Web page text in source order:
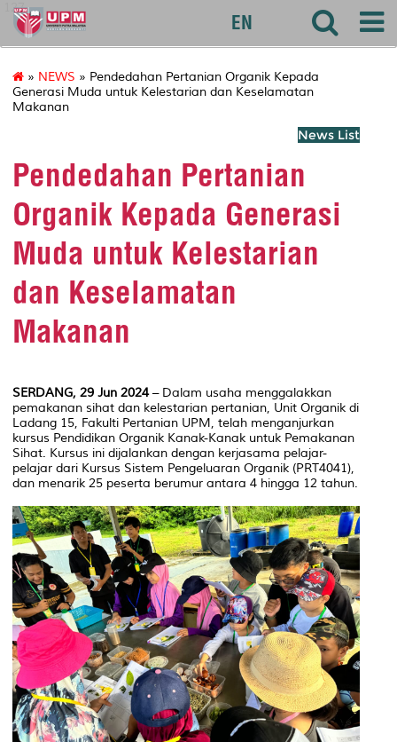
127
EN
» NEWS » Pendedahan Pertanian Organik Kepada
Generasi Muda untuk Kelestarian dan Keselamatan
Makanan
News List
Pendedahan Pertanian
Organik Kepada Generasi
Muda untuk Kelestarian
dan Keselamatan
Makanan
SERDANG, 29 Jun 2024– Dalam usaha menggalakkan
pemakanan sihat dan kelestarian pertanian, Unit Organik di
Ladang 15, Fakulti Pertanian UPM, telah menganjurkan
kursus Pendidikan Organik Kanak-Kanak untuk Pemakanan
Sihat. Kursus ini dijalankan dengan kerjasama pelajar-
pelajar dari Kursus Sistem Pengeluaran Organik (PRT4041),
dan menarik 25 peserta berumur antara 4 hingga 12 tahun.